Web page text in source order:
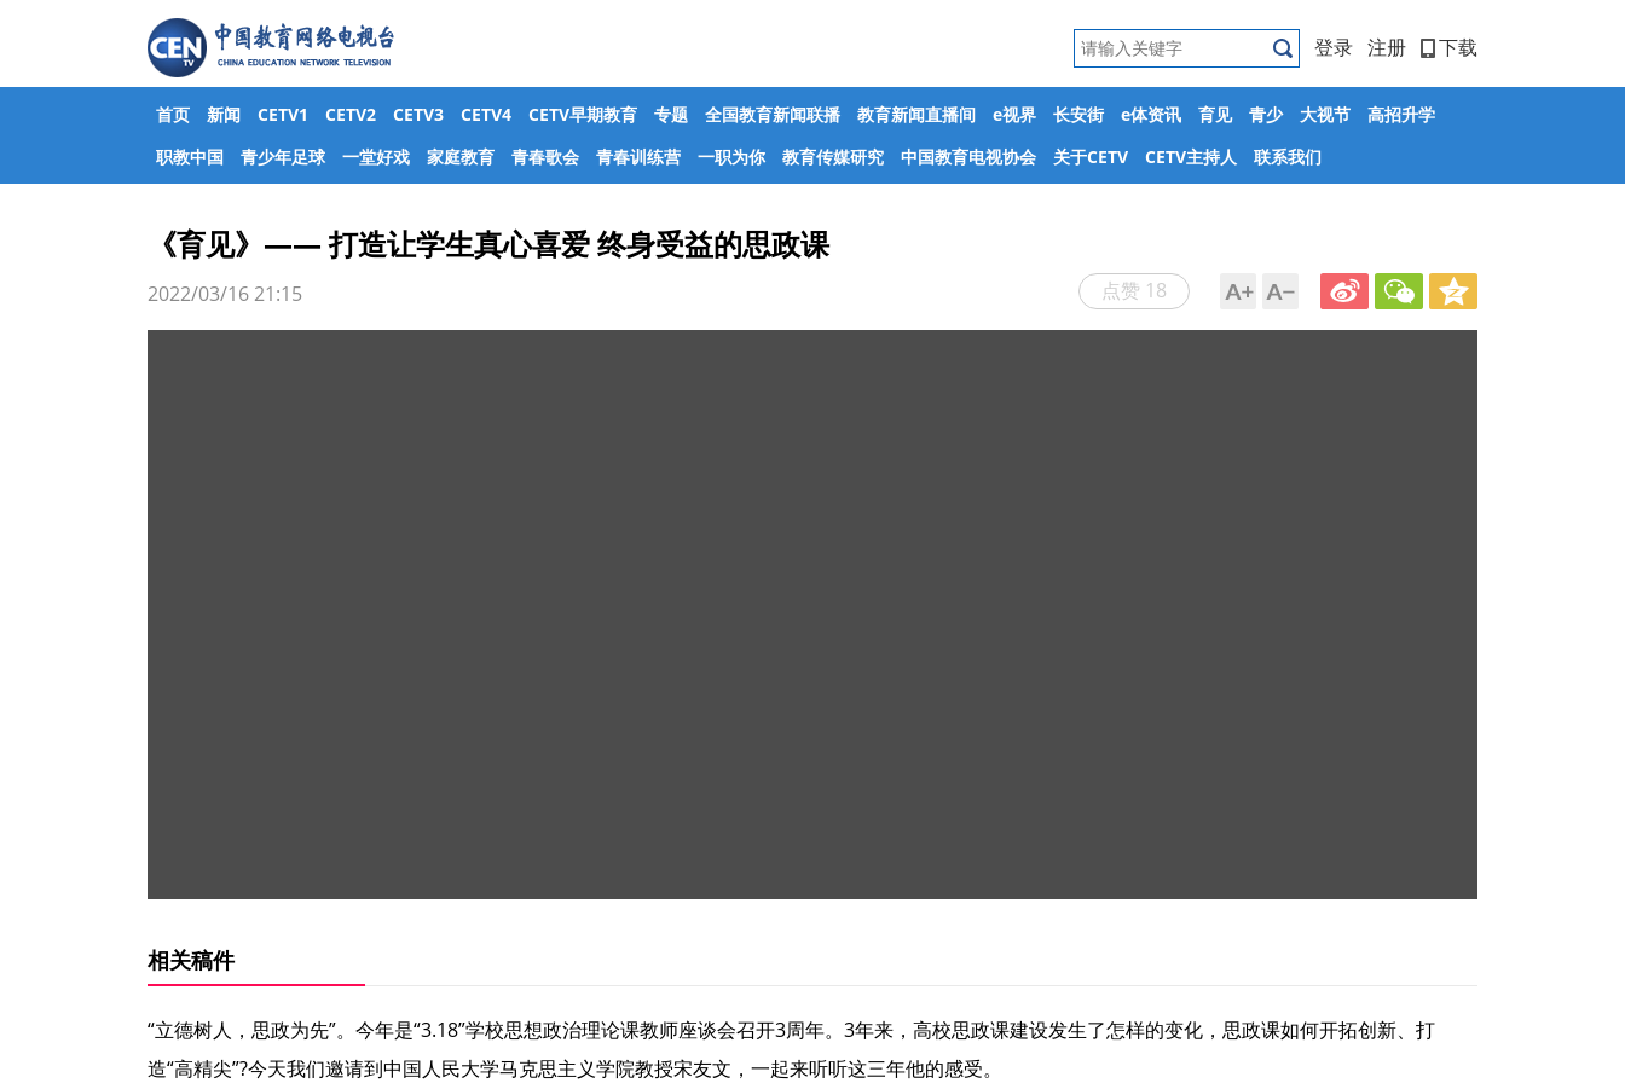
登录 注册 下载
首页 新闻 CETV1 CETV2 CETV3 CETV4 CETV早期教育 专题 全国教育新闻联播 教育新闻直播间 e视界 长安街 e体资讯 育见 青少 大视节
高招升学
职教中国
青少年足球 一堂好戏 家庭教育 青春歌会 青春训练营 一职为你 教育传媒研究 中国教育电视协会 关于CETV CETV主持人 联系我们
《育见》—— 打造让学生真心喜爱 终身受益的思政课
点赞 18
2022/03/16 21:15
相关稿件
“立德树人，思政为先”。今年是“3.18”学校思想政治理论课教师座谈会召开3周年。3年来，高校思政课建设发生了怎样的变化，思政课如何开拓创新、打
造“高精尖”?今天我们邀请到中国人民大学马克思主义学院教授宋友文，一起来听听这三年他的感受。